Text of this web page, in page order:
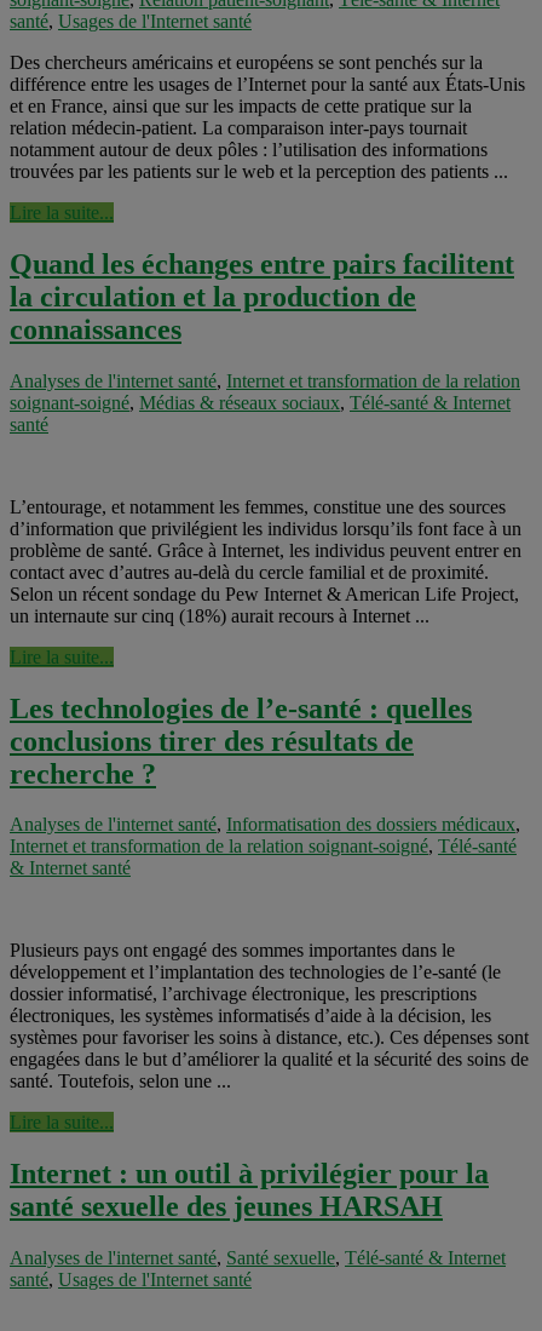
santé, Usages de l'Internet santé
Des chercheurs américains et européens se sont penchés sur la
différence entre les usages de l’Internet pour la santé aux États-Unis
et en France, ainsi que sur les impacts de cette pratique sur la
relation médecin-patient. La comparaison inter-pays tournait
notamment autour de deux pôles : l’utilisation des informations
trouvées par les patients sur le web et la perception des patients ...
Lire la suite...
Quand les échanges entre pairs facilitent
la circulation et la production de
connaissances
Analyses de l'internet santé, Internet et transformation de la relation
soignant-soigné, Médias & réseaux sociaux, Télé-santé & Internet
santé
L’entourage, et notamment les femmes, constitue une des sources
d’information que privilégient les individus lorsqu’ils font face à un
problème de santé. Grâce à Internet, les individus peuvent entrer en
contact avec d’autres au-delà du cercle familial et de proximité.
Selon un récent sondage du Pew Internet & American Life Project,
un internaute sur cinq (18%) aurait recours à Internet ...
Lire la suite...
Les technologies de l’e-santé : quelles
conclusions tirer des résultats de
recherche ?
Analyses de l'internet santé, Informatisation des dossiers médicaux,
Internet et transformation de la relation soignant-soigné, Télé-santé
& Internet santé
Plusieurs pays ont engagé des sommes importantes dans le
développement et l’implantation des technologies de l’e-santé (le
dossier informatisé, l’archivage électronique, les prescriptions
électroniques, les systèmes informatisés d’aide à la décision, les
systèmes pour favoriser les soins à distance, etc.). Ces dépenses sont
engagées dans le but d’améliorer la qualité et la sécurité des soins de
santé. Toutefois, selon une ...
Lire la suite...
Internet : un outil à privilégier pour la
santé sexuelle des jeunes HARSAH
Analyses de l'internet santé, Santé sexuelle, Télé-santé & Internet
santé, Usages de l'Internet santé